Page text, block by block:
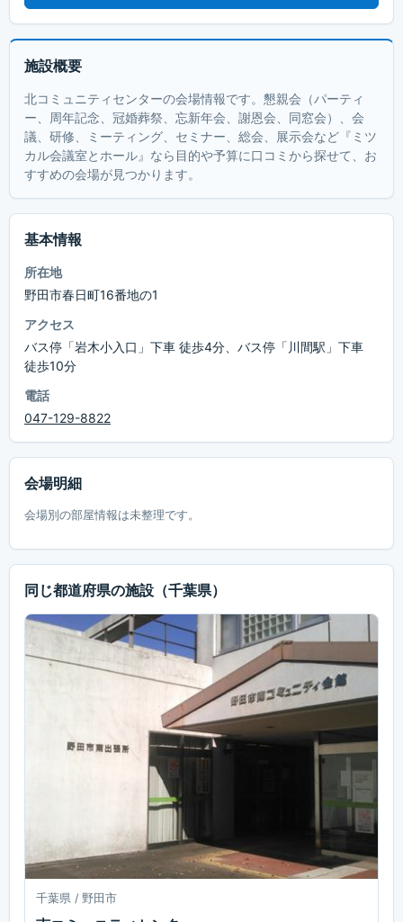
施設概要
北コミュニティセンターの会場情報です。懇親会（パーティ
ー、周年記念、冠婚葬祭、忘新年会、謝恩会、同窓会）、会
議、研修、ミーティング、セミナー、総会、展示会など『ミツ
カル会議室とホール』なら目的や予算に口コミから探せて、お
すすめの会場が見つかります。
基本情報
所在地
野田市春日町16番地の1
アクセス
バス停「岩木小入口」下車 徒歩4分、バス停「川間駅」下車
徒歩10分
電話
047-129-8822
会場明細
会場別の部屋情報は未整理です。
同じ都道府県の施設 （千葉県）
千葉県 / 野田市